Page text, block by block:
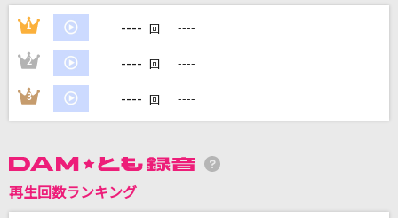
桑田佳祐
DAMの新曲・ランキングなど
カラオケ最新情報をチェック！
1 ---- 回 ----
2 ---- 回 ----
3 ---- 回 ----
再生回数ランキング